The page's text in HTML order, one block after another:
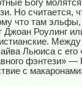
Богу
Но считается,
что там
Джоан Роулинг
Льюиса с его
фэнтези»
с